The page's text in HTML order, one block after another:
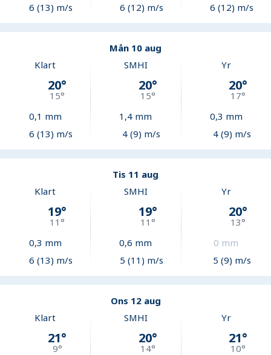
6 (13) m/s
6 (12) m/s
6 (12) m/s
Mån 10 aug
Klart
20°
15°
0,1 mm
6 (13) m/s
SMHI
20°
15°
1,4 mm
4 (9) m/s
Yr
20°
17°
0,3 mm
4 (9) m/s
Tis 11 aug
Klart
19°
11°
0,3 mm
6 (13) m/s
SMHI
19°
11 °
0,6 mm
5 (11) m/s
Yr
20°
13°
0 mm
5 (9) m/s
Ons 12 aug
Klart
21°
9°
SMHI
20°
14°
Yr
21°
10°